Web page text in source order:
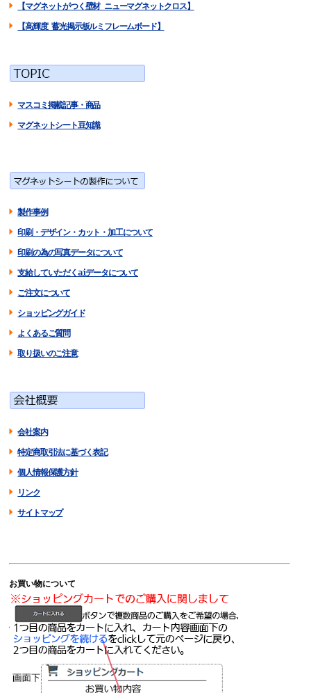
【マグネットがつく壁材 ニューマグネットクロス】
【高輝度 蓄光掲示板ルミフレームボード】
マスコミ掲載記事・商品
マグネットシート豆知識
製作事例
印刷・デザイン・カット・加工について
印刷の為の写真データについて
支給していただくaiデータについて
ご注文について
ショッピングガイド
よくあるご質問
取り扱いのご注意
会社案内
特定商取引法に基づく表記
個人情報保護方針
リンク
サイトマップ
お買い物について